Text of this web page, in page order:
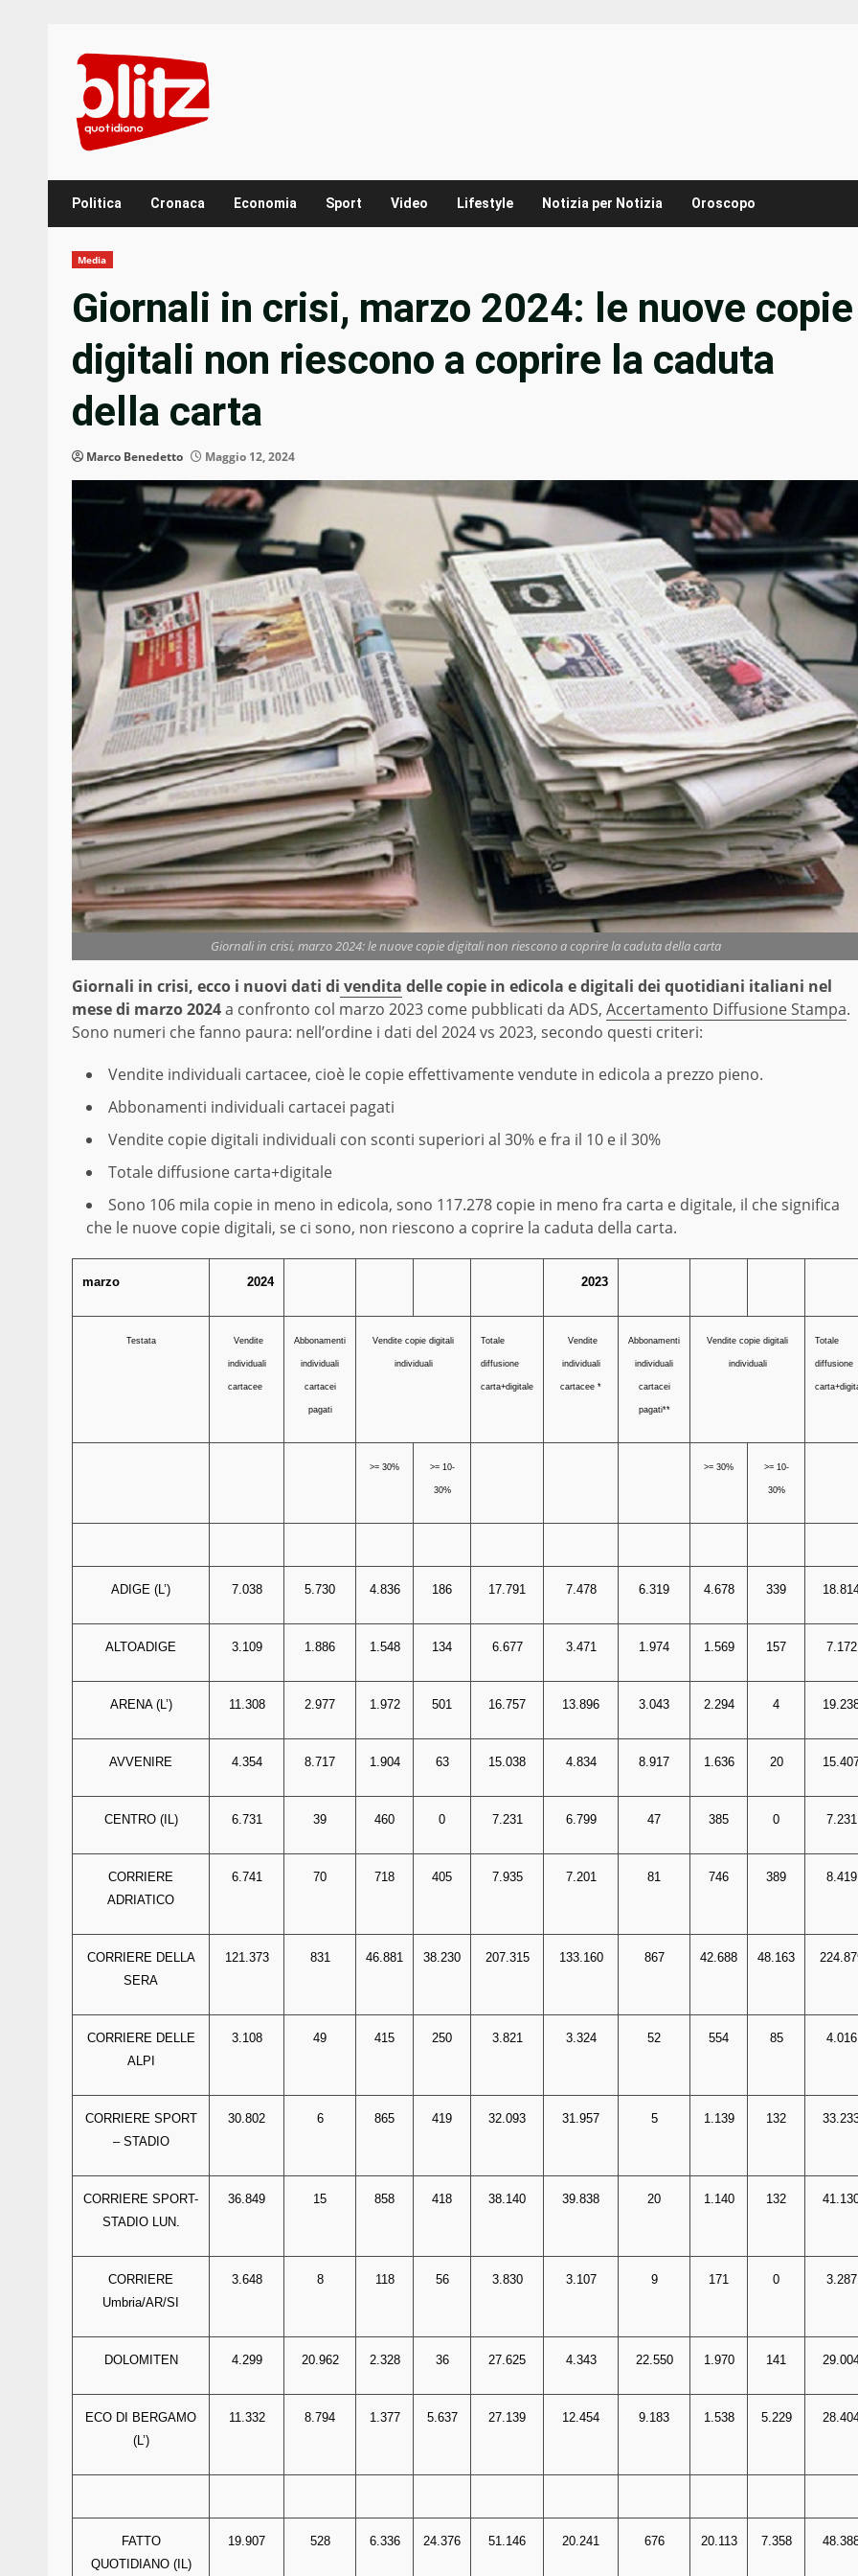
content
Politica Cronaca Economia Sport Video Lifestyle Notizia per Notizia Oroscopo
Media
Giornali in crisi, marzo 2024: le nuove copie
digitali non riescono a coprire la caduta
della carta
Marco Benedetto Maggio 12, 2024
Giornali in crisi, marzo 2024: le nuove copie digitali non riescono a coprire la caduta della carta
Giornali in crisi, ecco i nuovi dati di vendita delle copie in edicola e digitali dei quotidiani italiani nel
mese di marzo 2024a confronto col marzo 2023 come pubblicati da ADS, Accertamento Diffusione Stampa.
Sono numeri che fanno paura: nell’ordine i dati del 2024 vs 2023, secondo questi criteri:
Vendite individuali cartacee, cioè le copie effettivamente vendute in edicola a prezzo pieno.
Abbonamenti individuali cartacei pagati
Vendite copie digitali individuali con sconti superiori al 30% e fra il 10 e il 30%
Totale diffusione carta+digitale
Sono 106 mila copie in meno in edicola, sono 117.278 copie in meno fra carta e digitale, il che significa
che le nuove copie digitali, se ci sono, non riescono a coprire la caduta della carta.
marzo 2024 2023
Testata Vendite
individuali
cartacee
Abbonamenti
individuali
cartacei
pagati
Vendite copie digitali
individuali
Totale
diffusione
carta+digitale
Vendite
individuali
cartacee *
Abbonamenti
individuali
cartacei
pagati**
Vendite copie digitali
individuali
Totale
diffusione
>= 30% >= 10-
30%
>= 30% >= 10-
30%
ADIGE (L’) 7.038 5.730 4.836 186 17.791 7.478 6.319 4.678 339
ALTOADIGE 3.109 1.886 1.548 134 6.677 3.471 1.974 1.569 157 7.172
ARENA (L’) 11.308 2.977 1.972 501 16.757 13.896 3.043 2.294 4
AVVENIRE 4.354 8.717 1.904 63 15.038 4.834 8.917 1.636 20
CENTRO (IL) 6.731 39 460 0 7.231 6.799 47 385 0 7.231
CORRIERE
ADRIATICO
6.741 70 718 405 7.935 7.201 81 746 389 8.419
CORRIERE DELLA
SERA
121.373 831 46.881 38.230 207.315 133.160 867 42.688 48.163
CORRIERE DELLE
ALPI
3.108 49 415 250 3.821 3.324 52 554 85 4.016
CORRIERE SPORT
– STADIO
30.802 6 865 419 32.093 31.957 5 1.139 132
CORRIERE SPORT-
STADIO LUN.
36.849 15 858 418 38.140 39.838 20 1.140 132
CORRIERE
Umbria/AR/SI
3.648 8 118 56 3.830 3.107 9 171 0 3.287
DOLOMITEN 4.299 20.962 2.328 36 27.625 4.343 22.550 1.970 141
ECO DI BERGAMO
(L’)
11.332 8.794 1.377 5.637 27.139 12.454 9.183 1.538 5.229
FATTO
QUOTIDIANO (IL)
19.907 528 6.336 24.376 51.146 20.241 676 20.113 7.358